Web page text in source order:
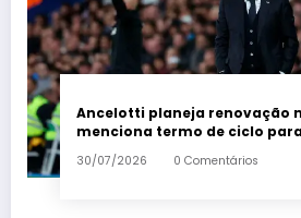
Ancelotti planeja renovação
menciona termo de ciclo
Em Dia ES
30/07/2026 0 Comentários